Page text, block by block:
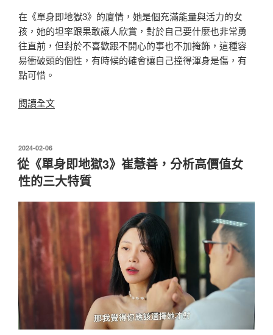
微
笑
面
具
利〉
在《單身即地獄3》的廈情，她是個充滿能量與活力的女
孩，她的坦率跟果敢讓人欣賞，對於自己要什麼也非常勇
往直前，但對於不喜歡跟不開心的事也不加掩飾，這種容
易衝破頭的個性，有時候的確會讓自己撞得渾身是傷，有
點可惜。
閱讀全文〈沒
依
舊
美
麗！
從
即
獄
3》
發
佈
於
2024-02-06
從《單身即地獄3》崔慧善，分析高價值女
性的三大特質